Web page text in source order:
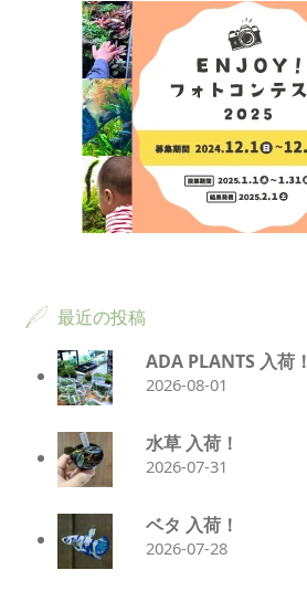
最近の投稿
ADA PLANTS 入荷！
2026-08-01
水草 入荷！
2026-07-31
ベタ 入荷！
2026-07-28